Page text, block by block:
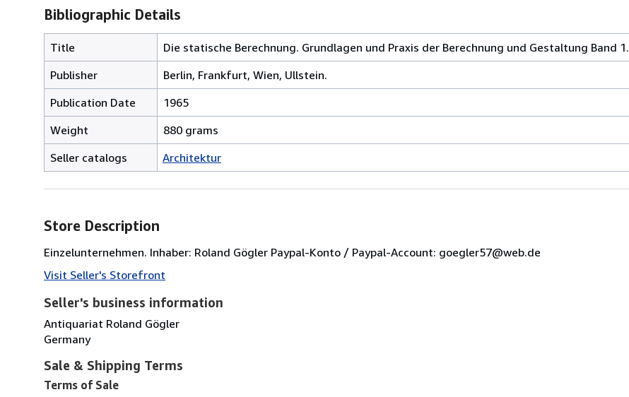
Bibliographic Details
Title
Die statische Berechnung. Grundlagen und Praxis der Berechnung und Gestaltung Band 1.
Publisher
Berlin, Frankfurt, Wien, Ullstein.
Publication Date
1965
Weight
880 grams
Seller catalogs
Architektur
Store Description
Einzelunternehmen. Inhaber: Roland Gögler Paypal-Konto / Paypal-Account: goegler57@web.de
Visit Seller's Storefront
Seller's business information
Antiquariat Roland Gögler
Germany
Sale & Shipping Terms
Terms of Sale